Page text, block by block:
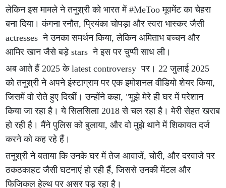
लेकिन इस मामले ने तनुश्री को भारत में #MeToo मूवमेंट का चेहरा
बना दिया। कंगना रनौत, प्रियंका चोपड़ा और स्वरा भास्कर जैसी
actresses ने उनका समर्थन किया, लेकिन अमिताभ बच्चन और
आमिर खान जैसे बड़े stars ने इस पर चुप्पी साध ली।
अब आते हैं 2025 के latest controversy पर। 22 जुलाई 2025
को तनुश्री ने अपने इंस्टाग्राम पर एक इमोशनल वीडियो शेयर किया,
जिसमें वो रोते हुए दिखीं। उन्होंने कहा, "मुझे मेरे ही घर में परेशान
किया जा रहा है। ये सिलसिला 2018 से चल रहा है। मेरी सेहत खराब
हो रही है। मैंने पुलिस को बुलाया, और वो मुझे थाने में शिकायत दर्ज
करने को कह रहे हैं।
तनुश्री ने बताया कि उनके घर में तेज आवाजें, चोरी, और दरवाजे पर
ठकठकाहट जैसी घटनाएं हो रही हैं, जिससे उनकी मेंटल और
फिजिकल हेल्थ पर असर पड़ रहा है।